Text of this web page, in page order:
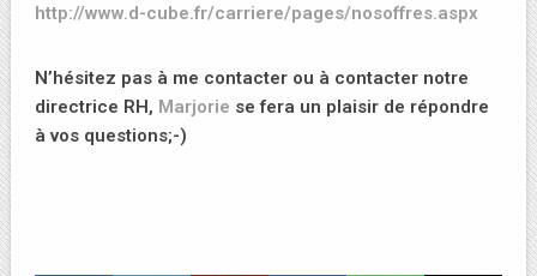
http://www.d-cube.fr/carriere/pages/nosoffres.aspx
N’hésitez pas à me contacter ou à contacter notre
directrice RH, Marjorie se fera un plaisir de répondre
à vos questions;-)